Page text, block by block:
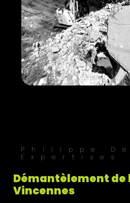
Philippe Dessieau
Expertises
démantèlement de bâtiment à
Vincennes